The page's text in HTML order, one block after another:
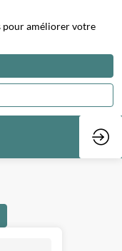
pour améliorer votre